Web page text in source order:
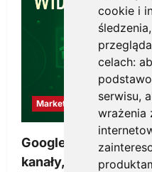
cookie i
celach:
serwisu,
wrażenia
Marketing
Google Ads, SEO i
kanały, żeby reklama